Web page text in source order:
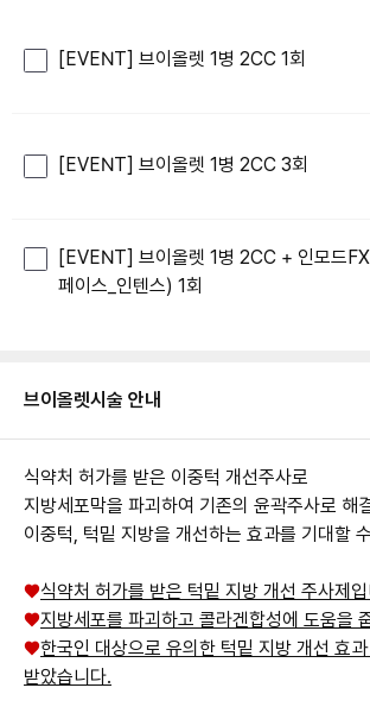
브이올렛시술 안내
식약처 허가를 받은 이중턱 개선주사로
지방세포막을 파괴하여 기존의 윤곽주사로 해
이중턱, 턱밑 지방을 개선하는 효과를 기대할
♥식약처 허가를 받은 턱밑 지방 개선 주사제
♥지방세포를 파괴하고 콜라겐합성에 도움을
♥한국인 대상으로 유의한 턱밑 지방 개선 효
받았습니다.
[EVENT] 브이올렛 1병 2CC 1회
[EVENT] 브이올렛 1병 2CC 3회
[EVENT] 브이올렛 1병 2CC + 인모드
페이스_인텐스) 1회